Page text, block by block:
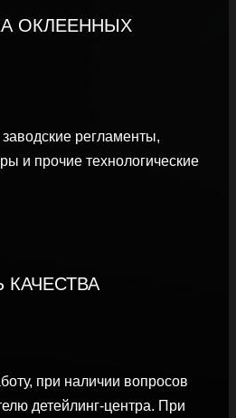
ОКЛЕЕННЫХ
регламенты,
и прочие технологические
КАЧЕСТВА
при наличии вопросов
детейлинг-центра. При